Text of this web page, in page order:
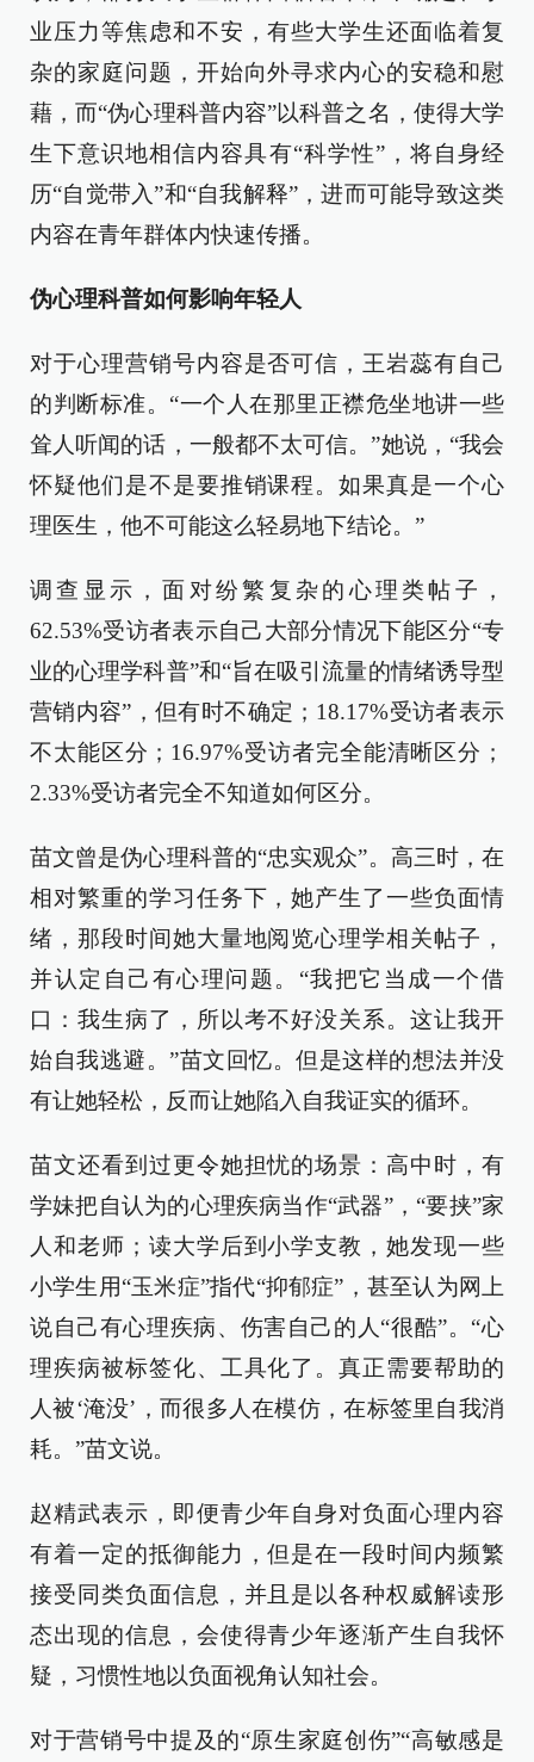
业压力等焦虑和不安，有些大学生还面临着复
杂的家庭问题，开始向外寻求内心的安稳和慰
藉，而“伪心理科普内容”以科普之名，使得大学
生下意识地相信内容具有“科学性”，将自身经
历“自觉带入”和“自我解释”，进而可能导致这类
内容在青年群体内快速传播。
伪心理科普如何影响年轻人
对于心理营销号内容是否可信，王岩蕊有自己
的判断标准。“一个人在那里正襟危坐地讲一些
耸人听闻的话，一般都不太可信。”她说，“我会
怀疑他们是不是要推销课程。如果真是一个心
理医生，他不可能这么轻易地下结论。”
调查显示，面对纷繁复杂的心理类帖子，
62.53%受访者表示自己大部分情况下能区分“专
业的心理学科普”和“旨在吸引流量的情绪诱导型
营销内容”，但有时不确定；18.17%受访者表示
不太能区分；16.97%受访者完全能清晰区分；
2.33%受访者完全不知道如何区分。
苗文曾是伪心理科普的“忠实观众”。高三时，在
相对繁重的学习任务下，她产生了一些负面情
绪，那段时间她大量地阅览心理学相关帖子，
并认定自己有心理问题。“我把它当成一个借
口：我生病了，所以考不好没关系。这让我开
始自我逃避。”苗文回忆。但是这样的想法并没
有让她轻松，反而让她陷入自我证实的循环。
苗文还看到过更令她担忧的场景：高中时，有
学妹把自认为的心理疾病当作“武器”，“要挟”家
人和老师；读大学后到小学支教，她发现一些
小学生用“玉米症”指代“抑郁症”，甚至认为网上
说自己有心理疾病、伤害自己的人“很酷”。“心
理疾病被标签化、工具化了。真正需要帮助的
人被‘淹没’，而很多人在模仿，在标签里自我消
耗。”苗文说。
赵精武表示，即便青少年自身对负面心理内容
有着一定的抵御能力，但是在一段时间内频繁
接受同类负面信息，并且是以各种权威解读形
态出现的信息，会使得青少年逐渐产生自我怀
疑，习惯性地以负面视角认知社会。
对于营销号中提及的“原生家庭创伤”“高敏感是